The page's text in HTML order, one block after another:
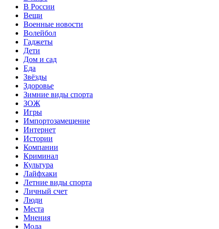
В России
Вещи
Военные новости
Волейбол
Гаджеты
Дети
Дом и сад
Еда
Звёзды
Здоровье
Зимние виды спорта
ЗОЖ
Игры
Импортозамещение
Интернет
Истории
Компании
Криминал
Культура
Лайфхаки
Летние виды спорта
Личный счет
Люди
Места
Мнения
Мода